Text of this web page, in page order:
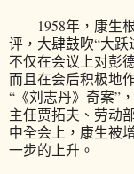
1958年，康生根
评，大肆鼓吹“大跃
不仅在会议上对彭
而且在会后积极地
“《刘志丹》奇案”
主任贾拓夫、劳动
中全会上，康生被
一步的上升。